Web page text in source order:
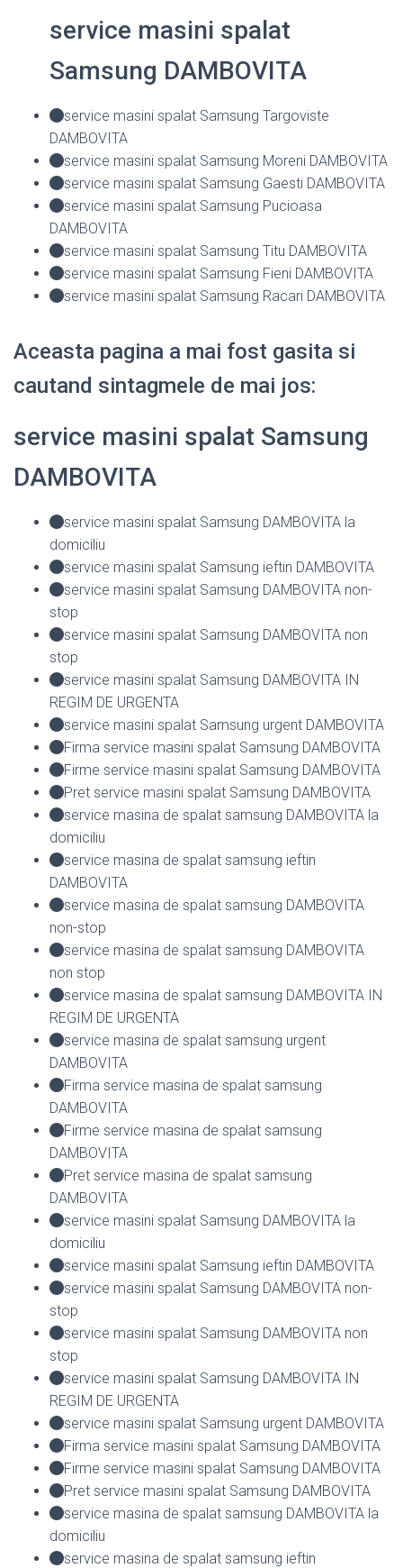
service masini spalat
Samsung DAMBOVITA
service masini spalat Samsung Targoviste
DAMBOVITA
service masini spalat Samsung Moreni DAMBOVITA
service masini spalat Samsung Gaesti DAMBOVITA
service masini spalat Samsung Pucioasa
DAMBOVITA
service masini spalat Samsung Titu DAMBOVITA
service masini spalat Samsung Fieni DAMBOVITA
service masini spalat Samsung Racari DAMBOVITA
Aceasta pagina a mai fost gasita si
cautand sintagmele de mai jos:
service masini spalat Samsung
DAMBOVITA
service masini spalat Samsung DAMBOVITA la
domiciliu
service masini spalat Samsung ieftin DAMBOVITA
service masini spalat Samsung DAMBOVITA non-
stop
service masini spalat Samsung DAMBOVITA non
stop
service masini spalat Samsung DAMBOVITA IN
REGIM DE URGENTA
service masini spalat Samsung urgent DAMBOVITA
Firma service masini spalat Samsung DAMBOVITA
Firme service masini spalat Samsung DAMBOVITA
Pret service masini spalat Samsung DAMBOVITA
service masina de spalat samsung DAMBOVITA la
domiciliu
service masina de spalat samsung ieftin
DAMBOVITA
service masina de spalat samsung DAMBOVITA
non-stop
service masina de spalat samsung DAMBOVITA
non stop
service masina de spalat samsung DAMBOVITA IN
REGIM DE URGENTA
service masina de spalat samsung urgent
DAMBOVITA
Firma service masina de spalat samsung
DAMBOVITA
Firme service masina de spalat samsung
DAMBOVITA
Pret service masina de spalat samsung
DAMBOVITA
service masini spalat Samsung DAMBOVITA la
domiciliu
service masini spalat Samsung ieftin DAMBOVITA
service masini spalat Samsung DAMBOVITA non-
stop
service masini spalat Samsung DAMBOVITA non
stop
service masini spalat Samsung DAMBOVITA IN
REGIM DE URGENTA
service masini spalat Samsung urgent DAMBOVITA
Firma service masini spalat Samsung DAMBOVITA
Firme service masini spalat Samsung DAMBOVITA
Pret service masini spalat Samsung DAMBOVITA
service masina de spalat samsung DAMBOVITA la
domiciliu
service masina de spalat samsung ieftin